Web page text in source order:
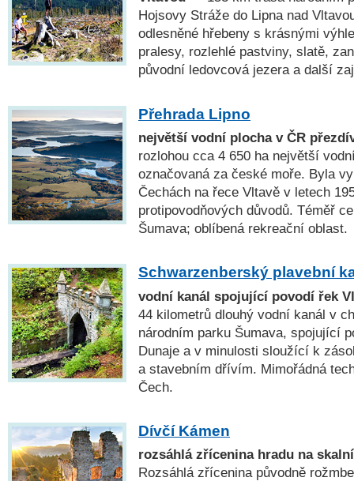
Hojsovy Stráže do Lipna nad
odlesněné hřebeny s krásnými
pralesy, rozlehlé pastviny, slatě,
původní ledovcová jezera a další
Přehrada Lipno
největší vodní plocha v ČR
rozlohou cca 4 650 ha největší
označovaná za české moře. Byla
Čechách na řece Vltavě v letech
protipovodňových důvodů. Téměř
Šumava; oblíbená rekreační oblast.
Schwarzenberský plavební
vodní kanál spojující povodí řek
44 kilometrů dlouhý vodní kanál v
národním parku Šumava, spojující
Dunaje a v minulosti sloužící k
a stavebním dřívím. Mimořádná
Čech.
Dívčí Kámen
rozsáhlá zřícenina hradu na
Rozsáhlá zřícenina původně